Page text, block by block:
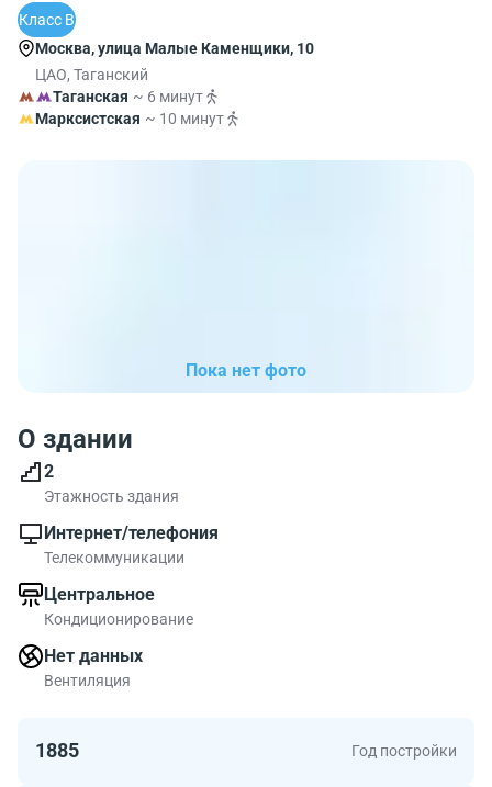
Класс B
Москва, улица Малые Каменщики, 10
ЦАО, Таганский
Таганская ~ 6 минут
Марксистская ~ 10 минут
Пока нет фото
О здании
2
Этажность здания
Интернет/телефония
Телекоммуникации
Центральное
Кондиционирование
Нет данных
Вентиляция
1885 Год постройки